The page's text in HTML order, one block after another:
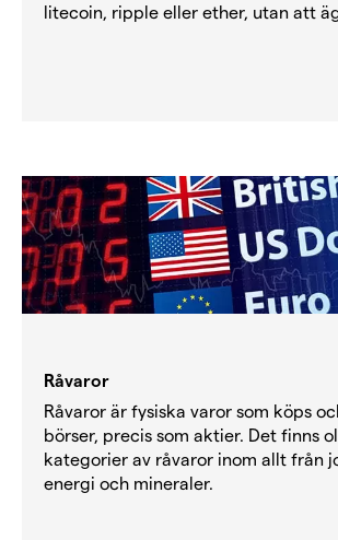
litecoin, ripple eller ether, utan att
Råvaror
Råvaror är fysiska varor som köps
börser, precis som aktier. Det finns
kategorier av råvaror inom allt från
energi och mineraler.